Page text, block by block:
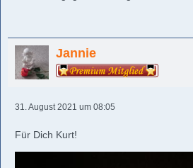
Jannie
31. August 2021 um 08:05
Für Dich Kurt!